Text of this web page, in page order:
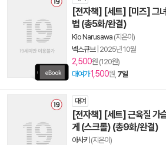
[전자책] [세트] [미즈] 그
법 (총5화/완결)
Kio Narusawa (지은이)
넥스큐브| 2025년 10월
2,500원 (120원)
대여가1,500원, 7일
대여
[전자책] [세트] 근육질 가
게 (스크롤) (총9화/완결)
아사키 (지은이)